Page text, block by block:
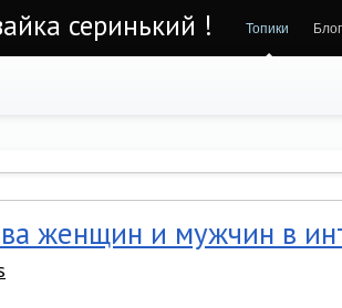
серинький ! Топики
женщин и мужчин в